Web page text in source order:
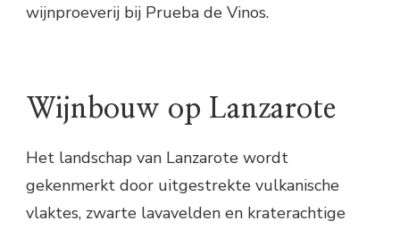
wijnproeverij bij Prueba de Vinos.
Wijnbouw op Lanzarote
Het landschap van Lanzarote wordt
gekenmerkt door uitgestrekte vulkanische
vlaktes, zwarte lavavelden en kraterachtige